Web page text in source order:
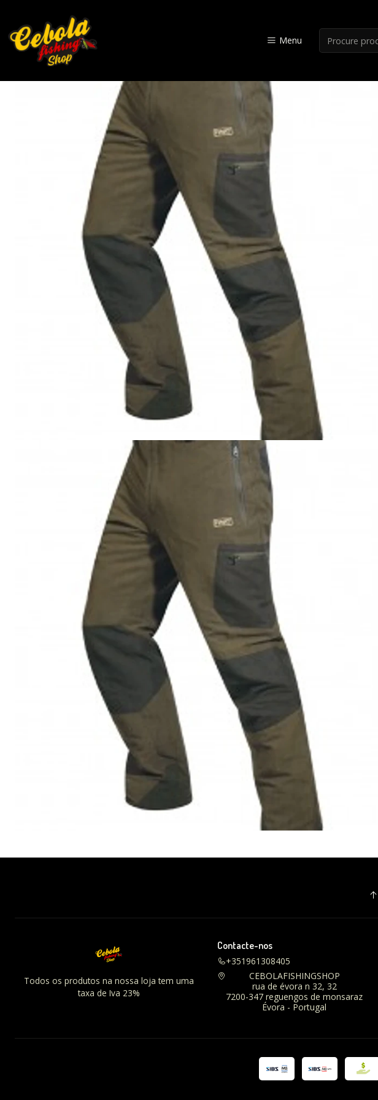
Menu
Todos os produtos na nossa loja tem uma
taxa de Iva 23%
Contacte-nos
+351961308405
CEBOLAFISHINGSHOP
rua de évora n 32, 32
7200-347 reguengos de monsaraz
Évora - Portugal